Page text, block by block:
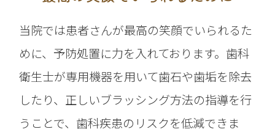
当院では患者さんが最高の笑顔でいられるた
めに、予防処置に力を入れております。歯科
衛生士が専用機器を用いて歯石や歯垢を除去
したり、正しいブラッシング方法の指導を行
うことで、歯科疾患のリスクを低減できま